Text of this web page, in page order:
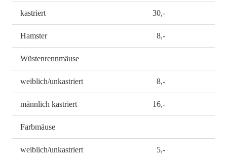
kastriert 30,-
Hamster 8,-
Wüstenrennmäuse
weiblich/unkastriert 8,-
männlich kastriert 16,-
Farbmäuse
weiblich/unkastriert 5,-